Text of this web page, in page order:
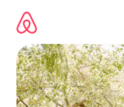
direct
naar
inhoud